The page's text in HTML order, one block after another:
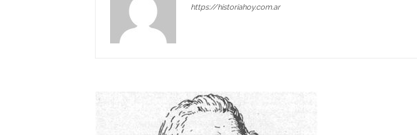
https://historiahoy.com.ar